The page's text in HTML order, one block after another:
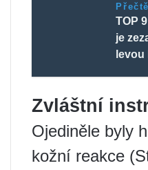
TOP
je
Zvláštní
Ojediněle byly
kožní reakce